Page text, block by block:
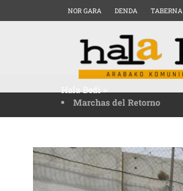
NOR GARA DENDA TABERNA
Hala Bedi>
Marchas del Retorno